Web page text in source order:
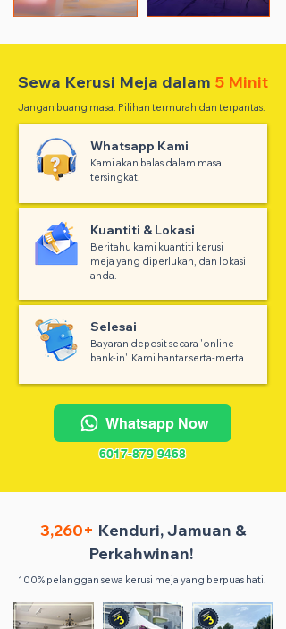
Sewa Kerusi Meja dalam 5 Minit
Jangan buang masa. Pilihan termurah dan terpantas.
Whatsapp Kami
Kami akan balas dalam masa
tersingkat.
Kuantiti & Lokasi
Beritahu kami kuantiti kerusi
meja yang diperlukan, dan lokasi
anda.
Selesai
Bayaran deposit secara 'online
bank-in'. Kami hantar serta-merta.
Whatsapp Now
6017-879 9468
3,260+ Kenduri, Jamuan &
Perkahwinan!
100% pelanggan sewa kerusi meja yang berpuas hati.